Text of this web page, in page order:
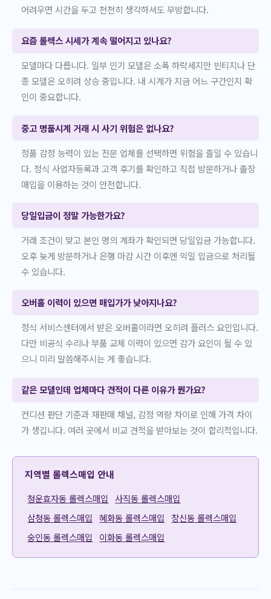
어려우면 시간을 두고 천천히 생각하셔도 무방합니다.
요즘 롤렉스 시세가 계속 떨어지고 있나요?
모델마다 다릅니다. 일부 인기 모델은 소폭 하락세지만 빈티지나 단
종 모델은 오히려 상승 중입니다. 내 시계가 지금 어느 구간인지 확
인이 중요합니다.
중고 명품시계 거래 시 사기 위험은 없나요?
정품 감정 능력이 있는 전문 업체를 선택하면 위험을 줄일 수 있습니
다. 정식 사업자등록과 고객 후기를 확인하고 직접 방문하거나 출장
매입을 이용하는 것이 안전합니다.
당일입금이 정말 가능한가요?
거래 조건이 맞고 본인 명의 계좌가 확인되면 당일입금 가능합니다.
오후 늦게 방문하거나 은행 마감 시간 이후엔 익일 입금으로 처리될
수 있습니다.
오버홀 이력이 있으면 매입가가 낮아지나요?
정식 서비스센터에서 받은 오버홀이라면 오히려 플러스 요인입니다.
다만 비공식 수리나 부품 교체 이력이 있으면 감가 요인이 될 수 있
으니 미리 말씀해주시는 게 좋습니다.
같은 모델인데 업체마다 견적이 다른 이유가 뭔가요?
컨디션 판단 기준과 재판매 채널, 감정 역량 차이로 인해 가격 차이
가 생깁니다. 여러 곳에서 비교 견적을 받아보는 것이 합리적입니다.
지역별 롤렉스매입 안내
청운효자동 롤렉스매입 사직동 롤렉스매입
삼청동 롤렉스매입 혜화동 롤렉스매입
창신동 롤렉스매입
숭인동 롤렉스매입
이화동 롤렉스매입